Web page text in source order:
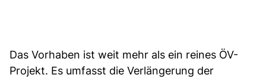
Das Vorhaben ist weit mehr als ein reines ÖV-
Projekt. Es umfasst die Verlängerung der